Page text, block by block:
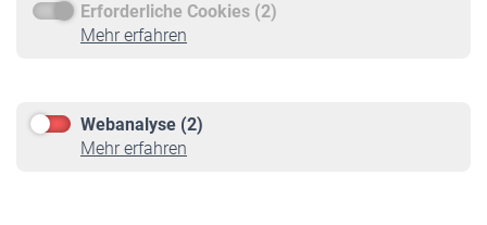
Erforderliche Cookies (2)
Mehr erfahren
Webanalyse (2)
Mehr erfahren
Service
Informationen
Online-Rechner
VBLnewsletter